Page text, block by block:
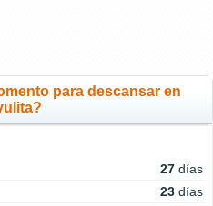
para descansar en
27 días
23 días